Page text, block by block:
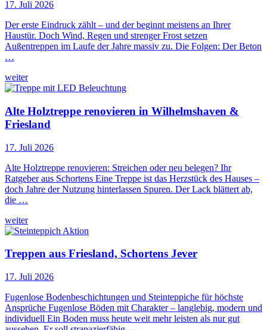
17. Juli 2026
Der erste Eindruck zählt – und der beginnt meistens an Ihrer
Haustür. Doch Wind, Regen und strenger Frost setzen
Außentreppen im Laufe der Jahre massiv zu. Die Folgen: Der Beton
…
weiter
Alte Holztreppe renovieren in Wilhelmshaven &
Friesland
17. Juli 2026
Alte Holztreppe renovieren: Streichen oder neu belegen? Ihr
Ratgeber aus Schortens Eine Treppe ist das Herzstück des Hauses –
doch Jahre der Nutzung hinterlassen Spuren. Der Lack blättert ab,
die …
weiter
Treppen aus Friesland, Schortens Jever
17. Juli 2026
Fugenlose Bodenbeschichtungen und Steinteppiche für höchste
Ansprüche Fugenlose Böden mit Charakter – langlebig, modern und
individuell Ein Boden muss heute weit mehr leisten als nur gut